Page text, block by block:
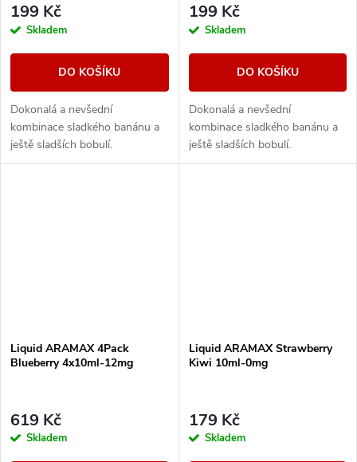
199 Kč
Skladem
DO KOŠÍKU
Dokonalá a nevšední
kombinace sladkého banánu a
ještě sladších bobulí.
199 Kč
Skladem
DO KOŠÍKU
Dokonalá a nevšední
kombinace sladkého banánu a
ještě sladších bobulí.
Liquid ARAMAX 4Pack
Blueberry 4x10ml-12mg
619 Kč
Skladem
Liquid ARAMAX Strawberry
Kiwi 10ml-0mg
179 Kč
Skladem